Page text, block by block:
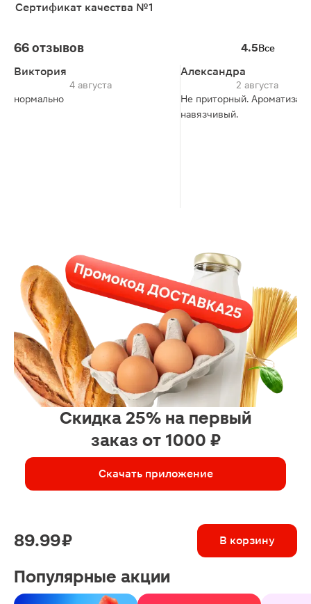
Сертификат качества №1
66 отзывов 4.5Все
Виктория
4 августа
нормально
Александра
2 августа
Не приторный.
навязчивый.
Скидка 25% на первый
заказ от 1000 ₽
Скачать приложение
89.99 ₽ В корзину
Популярные акции